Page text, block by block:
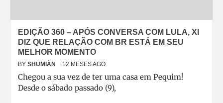
EDIÇÃO 360 – APÓS CONVERSA COM LULA, XI
DIZ QUE RELAÇÃO COM BR ESTÁ EM SEU
MELHOR MOMENTO
BY SHŪMIÀN 12 MESES AGO
Chegou a sua vez de ter uma casa em Pequim!
Desde o sábado passado (9),